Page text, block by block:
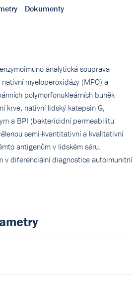
Dokumenty
analytická souprava
myeloperoxidázy (MPO) a
polymorfonukleárních buněk
krve, nativní lidský katepsin G,
a BPI (baktericidní permeabilitu
semi-kvantitativní a kvalitativní
antigenům v lidském séru.
v diferenciální diagnostice autoimunitní